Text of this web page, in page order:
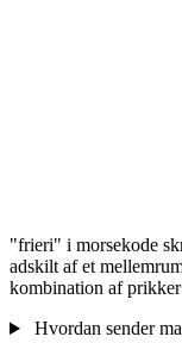
"frieri" i morsekode
adskilt af et
kombination af prikker
Hvordan sender